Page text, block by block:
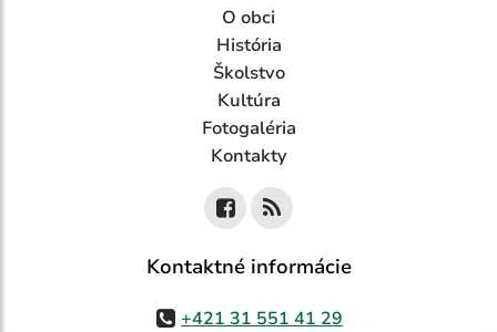
O obci
História
Školstvo
Kultúra
Fotogaléria
Kontakty
Kontaktné informácie
+421 31 551 41 29